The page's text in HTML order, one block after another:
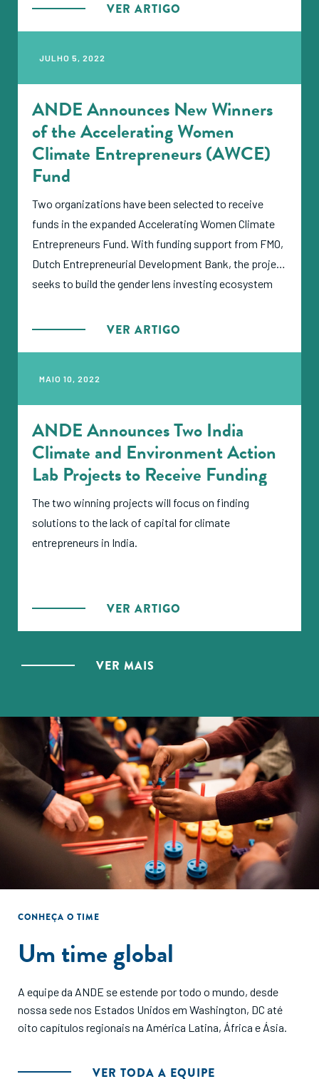
VER MAIS
VER ARTIGO
JULHO 5, 2022
ANDE Announces New Winners
of the Accelerating Women
Climate Entrepreneurs (AWCE)
Fund
Two organizations have been selected to receive
funds in the expanded Accelerating Women Climate
Entrepreneurs Fund. With funding support from FMO,
Dutch Entrepreneurial Development Bank, the project
seeks to build the gender lens investing ecosystem
scalable climate-related businesses in Sub-Saharan
investing in women climate entrepreneurs with SGBs
through innovative approaches.
VER ARTIGO
MAIO 10, 2022
ANDE Announces Two India
Climate and Environment Action
Lab Projects to Receive Funding
The two winning projects will focus on finding
solutions to the lack of capital for climate
entrepreneurs in India.
VER ARTIGO
CONHEÇA O TIME
Um time global
A equipe da ANDE se estende por todo o mundo, desde
nossa sede nos Estados Unidos em Washington, DC até
oito capítulos regionais na América Latina, África e Ásia.
VER TODA A EQUIPE